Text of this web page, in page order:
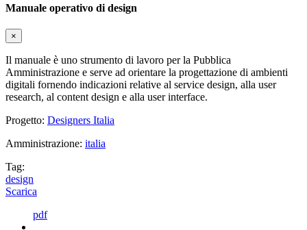
Manuale operativo di design
×
Il manuale è uno strumento di lavoro per la Pubblica
Amministrazione e serve ad orientare la progettazione di ambienti
digitali fornendo indicazioni relative al service design, alla user
research, al content design e alla user interface.
Progetto: Designers Italia
Amministrazione: italia
Tag:
design
Scarica
pdf